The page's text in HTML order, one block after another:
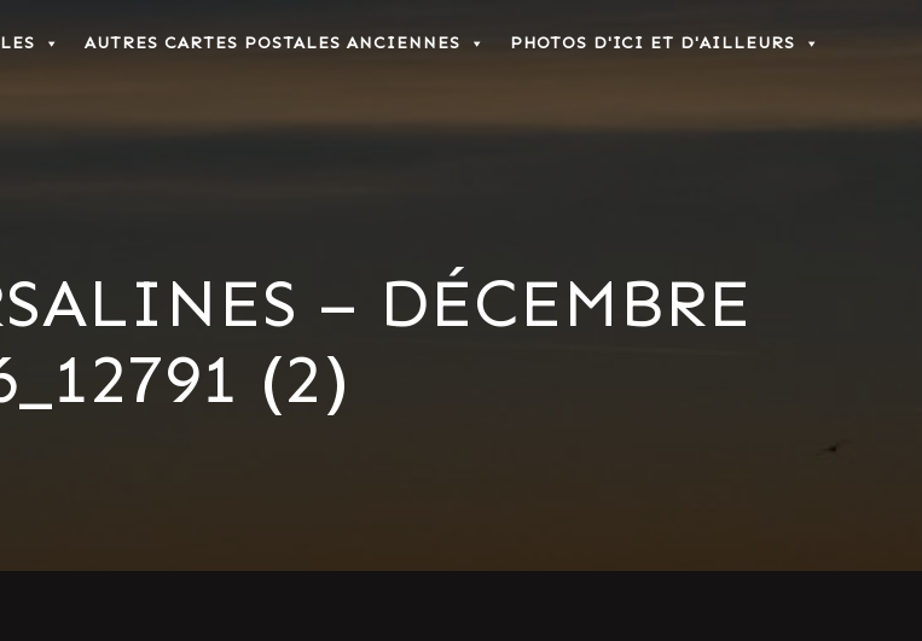
AUTRES CARTES POSTALES ANCIENNES PHOTOS D'ICI ET D'AILLEURS
– DÉCEMBRE
(2)